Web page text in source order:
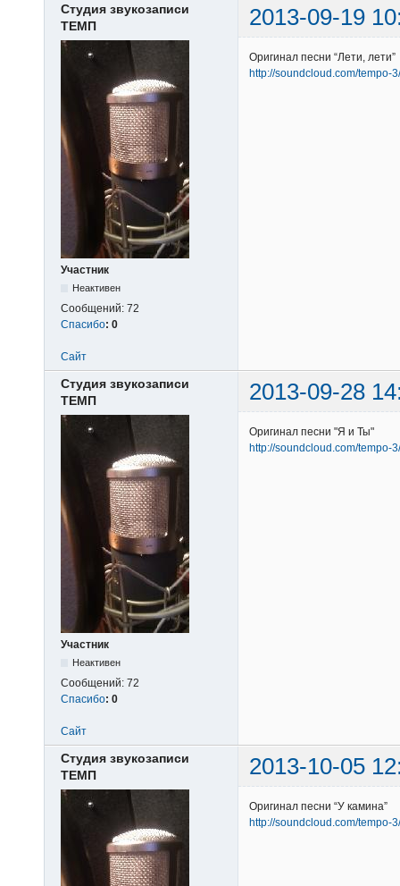
Студия звукозаписи
ТЕМП
2013-09-19
Участник
Неактивен
Сообщений: 72
Спасибо: 0
Оригинал песни “Лети, лети”
http://soundcloud.com/tempo-
Сайт
Студия звукозаписи
ТЕМП
2013-09-28
Участник
Неактивен
Сообщений: 72
Спасибо: 0
Оригинал песни "Я и Ты"
http://soundcloud.com/tempo-
Сайт
Студия звукозаписи
ТЕМП
2013-10-05
Оригинал песни “У камина”
http://soundcloud.com/tempo-